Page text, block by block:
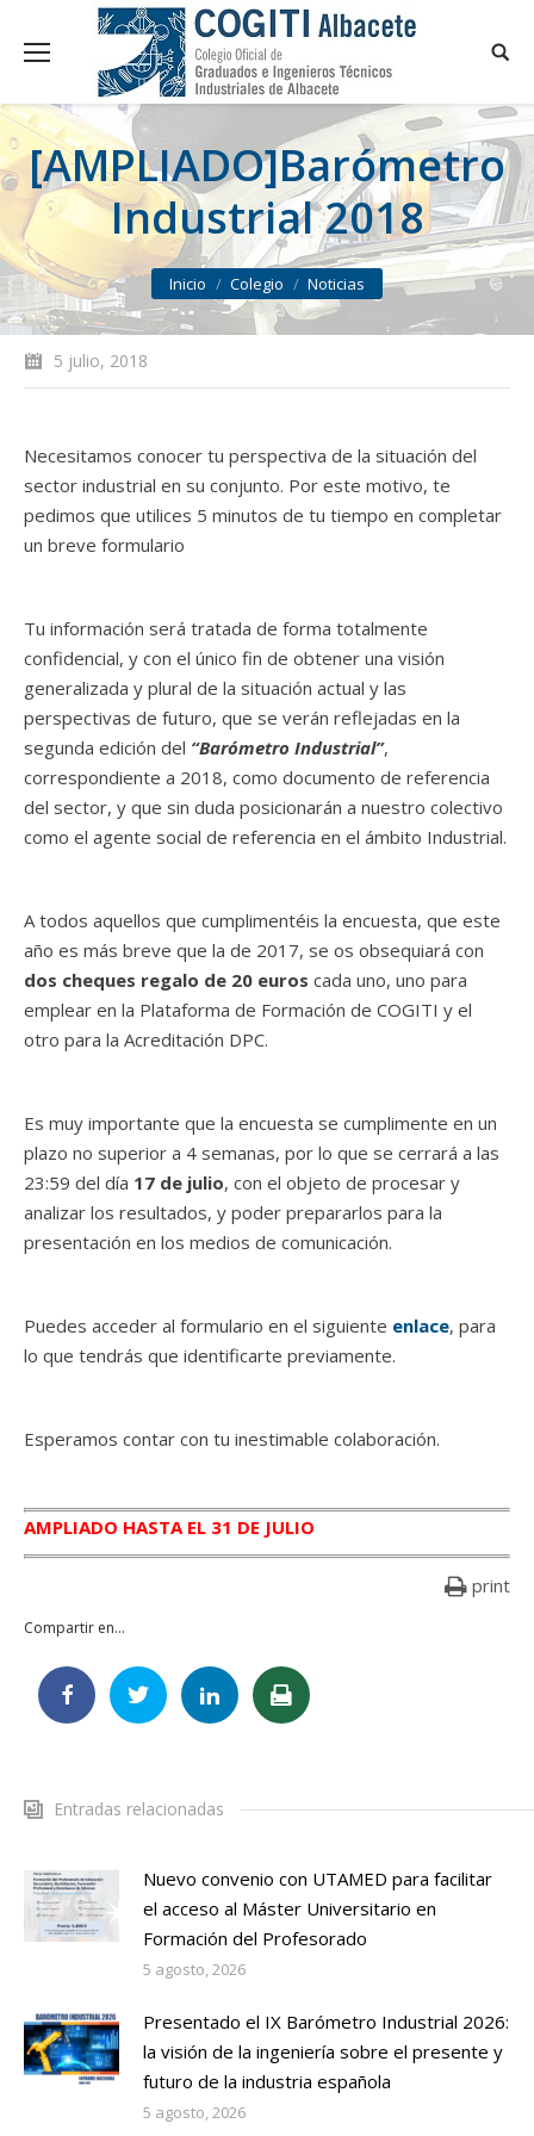
[AMPLIADO]Barómetro
Industrial 2018
You are here:
Inicio Colegio Noticias
5 julio, 2018
Necesitamos conocer tu perspectiva de la situación del
sector industrial en su conjunto. Por este motivo, te
pedimos que utilices 5 minutos de tu tiempo en completar
un breve formulario
Tu información será tratada de forma totalmente
confidencial, y con el único fin de obtener una visión
generalizada y plural de la situación actual y las
perspectivas de futuro, que se verán reflejadas en la
segunda edición del “Barómetro Industrial”,
correspondiente a 2018, como documento de referencia
del sector, y que sin duda posicionarán a nuestro colectivo
como el agente social de referencia en el ámbito Industrial.
A todos aquellos que cumplimentéis la encuesta, que este
año es más breve que la de 2017, se os obsequiará con
dos cheques regalo de 20 euros cada uno, uno para
emplear en la Plataforma de Formación de COGITI y el
otro para la Acreditación DPC.
Es muy importante que la encuesta se cumplimente en un
plazo no superior a 4 semanas, por lo que se cerrará a las
23:59 del día 17 de julio, con el objeto de procesar y
analizar los resultados, y poder prepararlos para la
presentación en los medios de comunicación.
Puedes acceder al formulario en el siguiente enlace, para
lo que tendrás que identificarte previamente.
Esperamos contar con tu inestimable colaboración.
AMPLIADO HASTA EL 31 DE JULIO
print
Compartir en...
Entradas relacionadas
Nuevo convenio con UTAMED para facilitar
el acceso al Máster Universitario en
Formación del Profesorado
5 agosto, 2026
Presentado el IX Barómetro Industrial 2026:
la visión de la ingeniería sobre el presente y
futuro de la industria española
5 agosto, 2026